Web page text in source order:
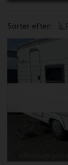
Sorter efter: